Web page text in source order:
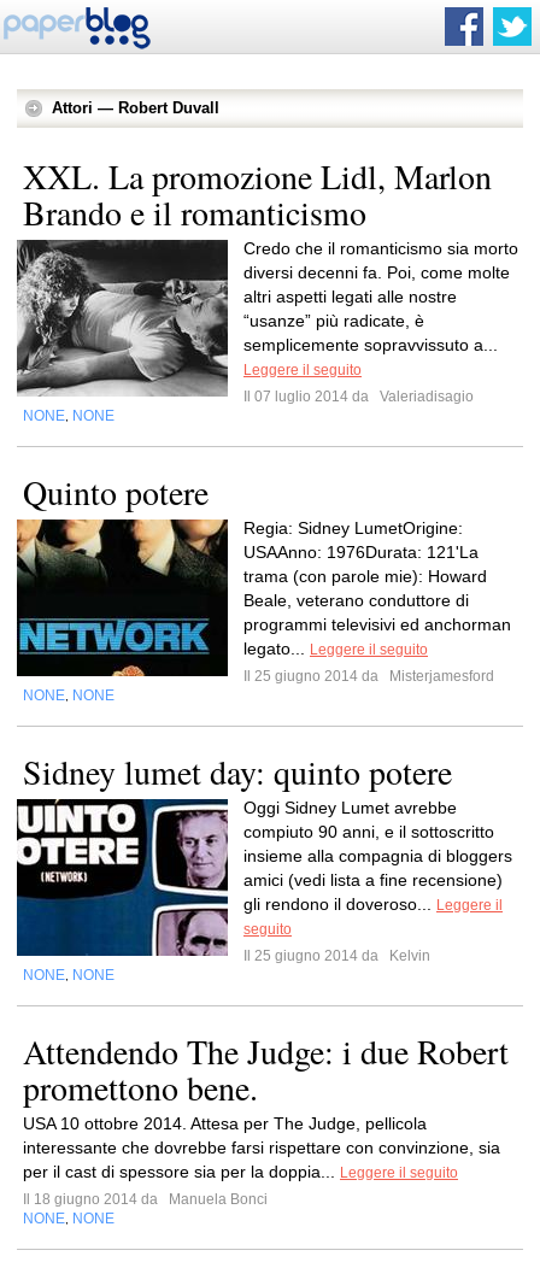
Attori — Robert Duvall
XXL. La promozione Lidl, Marlon
Brando e il romanticismo
Credo che il romanticismo sia morto
diversi decenni fa. Poi, come molte
altri aspetti legati alle nostre
“usanze” più radicate, è
semplicemente sopravvissuto a...
Leggere il seguito
Il 07 luglio 2014 da
Valeriadisagio
NONE NONE
Quinto potere
Regia: Sidney LumetOrigine:
USAAnno: 1976Durata: 121'La
trama (con parole mie): Howard
Beale, veterano conduttore di
programmi televisivi ed anchorman
legato...
Leggere il seguito
Il 25 giugno 2014 da
Misterjamesford
NONE NONE
Sidney lumet day: quinto potere
Oggi Sidney Lumet avrebbe
compiuto 90 anni, e il sottoscritto
insieme alla compagnia di bloggers
amici (vedi lista a fine recensione)
gli rendono il doveroso...
Leggere il
seguito
Il 25 giugno 2014 da
Kelvin
NONE NONE
Attendendo The Judge: i due Robert
promettono bene.
USA 10 ottobre 2014. Attesa per The Judge, pellicola
interessante che dovrebbe farsi rispettare con convinzione, sia
per il cast di spessore sia per la doppia...
Leggere il seguito
Il 18 giugno 2014 da
Manuela Bonci
NONE NONE